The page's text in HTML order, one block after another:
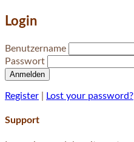
Login
Benutzername
Passwort
Anmelden
Register Lost your password?
Support